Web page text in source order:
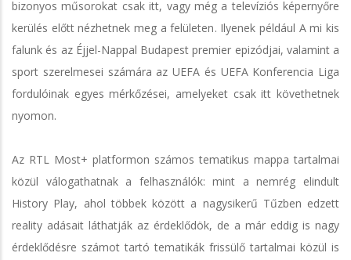
bizonyos műsorokat csak itt, vagy még a televíziós képernyőre
kerülés előtt nézhetnek meg a felületen. Ilyenek például A mi kis
falunk és az Éjjel-Nappal Budapest premier epizódjai, valamint a
sport szerelmesei számára az UEFA és UEFA Konferencia Liga
fordulóinak egyes mérkőzései, amelyeket csak itt követhetnek
nyomon.
Az RTL Most+ platformon számos tematikus mappa tartalmai
közül válogathatnak a felhasználók: mint a nemrég elindult
History Play, ahol többek között a nagysikerű Tűzben edzett
reality adásait láthatják az érdeklődök, de a már eddig is nagy
érdeklődésre számot tartó tematikák frissülő tartalmai közül is